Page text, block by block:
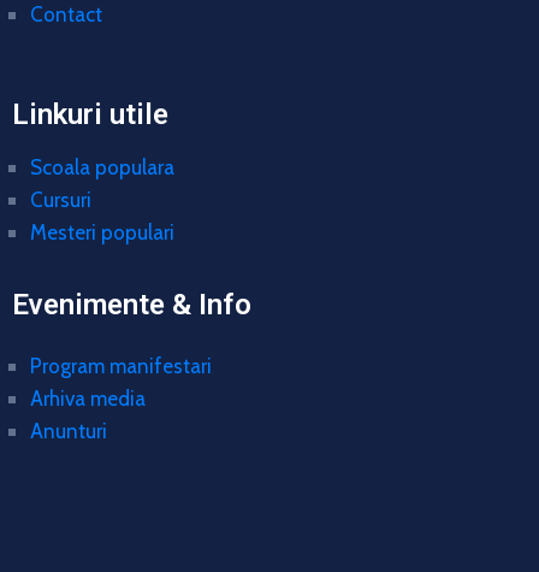
Contact
Linkuri utile
Scoala populara
Cursuri
Mesteri populari
Evenimente & Info
Program manifestari
Arhiva media
Anunturi